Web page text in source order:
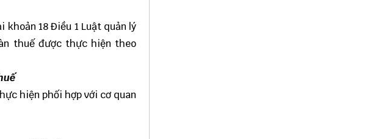
18 Điều 1 Luật quản lý
thuế được thực hiện theo
hiện phối hợp với cơ quan